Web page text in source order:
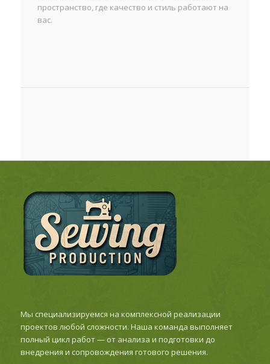
пространство, где качество и стиль работают на
вас.
Мы специализируемся на комплексной реализации
проектов любой сложности. Наша команда выполняет
полный цикл работ — от анализа и подготовки до
внедрения и сопровождения готового решения.